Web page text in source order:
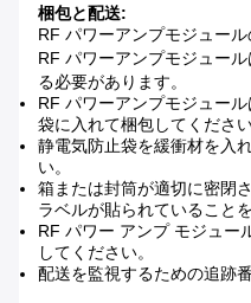
梱包と配送:
RF パワーアンプモジュー
RF パワーアンプモジュー
る必要があります。
RF パワーアンプモジュー
袋に入れて梱包してください
静電気防止袋を緩衝材を入
い。
箱または封筒が適切に密閉
ラベルが貼られていること
RF パワー アンプ モジュー
してください。
配送を監視するための追跡